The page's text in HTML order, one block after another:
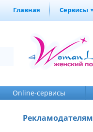
Главная Сервисы
Online-cервисы
Рекламодателям